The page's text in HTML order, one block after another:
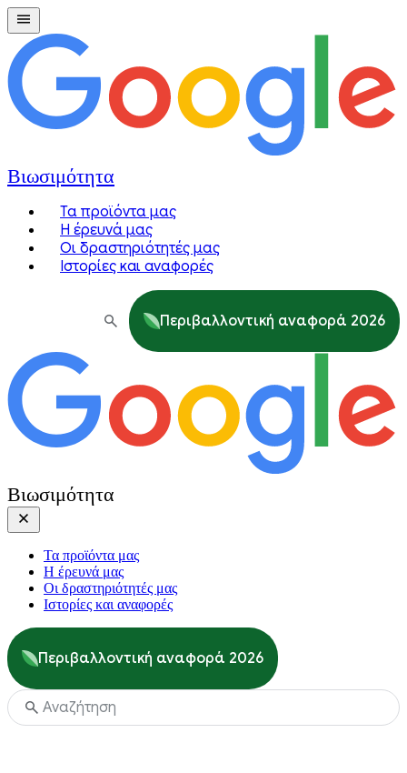
Βιωσιμότητα
Τα προϊόντα μας
Η έρευνά μας
Οι δραστηριότητές μας
Ιστορίες και αναφορές
Περιβαλλοντική αναφορά 2026
Βιωσιμότητα
Τα προϊόντα μας
Η έρευνά μας
Οι δραστηριότητές μας
Ιστορίες και αναφορές
Περιβαλλοντική αναφορά 2026